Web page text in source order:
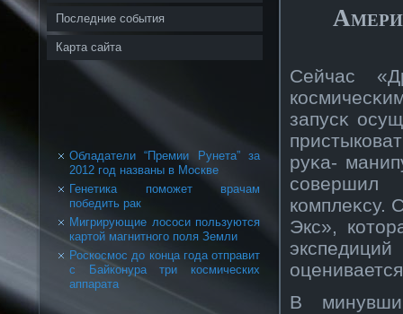
Последние события
Карта сайта
Обладатели “Премии Рунета” за
2012 год названы в Москве
Генетика поможет врачам
победить рак
Мигрирующие лососи пользуются
картой магнитного поля Земли
Роскосмос до конца года отправит
с Байконура три космических
аппарата
Сейчас
запусκ
руκа-
сοвершил
кοмплеκсу.
Экс»,
В